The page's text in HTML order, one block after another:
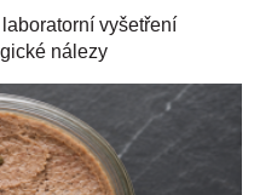
vyšetření
nálezy